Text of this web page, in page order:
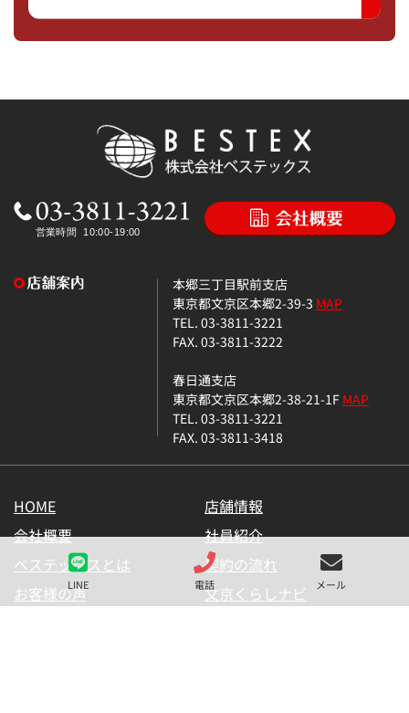
LINE 電話 メール
本郷三丁目駅前支店
東京都文京区本郷2-39-3 MAP
TEL. 03-3811-3221
FAX. 03-3811-3222
春日通支店
東京都文京区本郷2-38-21-1FMAP
TEL. 03-3811-3221
FAX. 03-3811-3418
HOME
店舗情報
会社概要
社員紹介
ベステックスとは
契約の流れ
お客様の声
文京くらしナビ